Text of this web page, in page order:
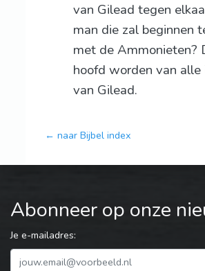
van Gilead tegen
man die zal beginnen
met de Ammonieten?
hoofd worden van alle
van Gilead.
← naar Bijbel index
Abonneer op onze
Je e-mailadres: